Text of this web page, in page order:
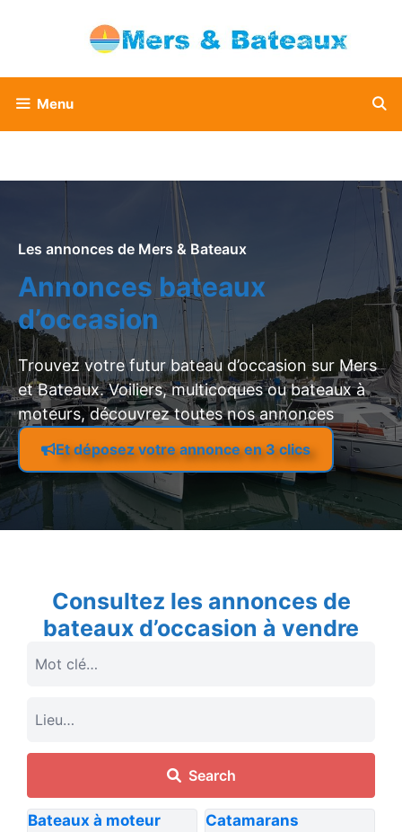
Menu
Les annonces de Mers & Bateaux
Annonces bateaux
d’occasion
Trouvez votre futur bateau d’occasion sur Mers
et Bateaux. Voiliers, multicoques ou bateaux à
moteurs, découvrez toutes nos annonces
Et déposez votre annonce en 3 clics
Consultez les annonces de
bateaux d’occasion à vendre
Search
Bateaux à moteur
Catamarans